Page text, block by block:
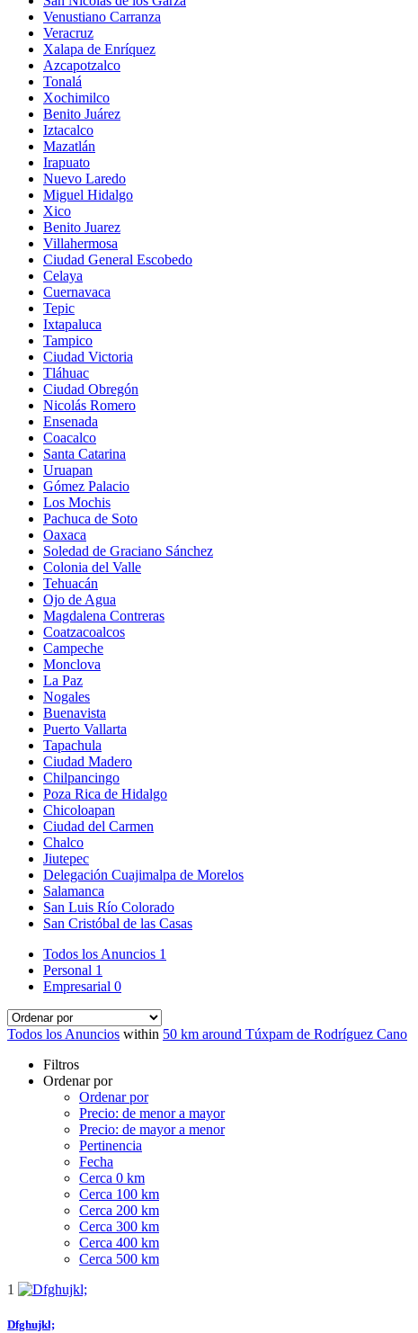
Venustiano Carranza
Veracruz
Xalapa de Enríquez
Azcapotzalco
Tonalá
Xochimilco
Benito Juárez
Iztacalco
Mazatlán
Irapuato
Nuevo Laredo
Miguel Hidalgo
Xico
Benito Juarez
Villahermosa
Ciudad General Escobedo
Celaya
Cuernavaca
Tepic
Ixtapaluca
Tampico
Ciudad Victoria
Tláhuac
Ciudad Obregón
Nicolás Romero
Ensenada
Coacalco
Santa Catarina
Uruapan
Gómez Palacio
Los Mochis
Pachuca de Soto
Oaxaca
Soledad de Graciano Sánchez
Colonia del Valle
Tehuacán
Ojo de Agua
Magdalena Contreras
Coatzacoalcos
Campeche
Monclova
La Paz
Nogales
Buenavista
Puerto Vallarta
Tapachula
Ciudad Madero
Chilpancingo
Poza Rica de Hidalgo
Chicoloapan
Ciudad del Carmen
Chalco
Jiutepec
Delegación Cuajimalpa de Morelos
Salamanca
San Luis Río Colorado
San Cristóbal de las Casas
Todos los Anuncios 1
Personal 1
Empresarial 0
Todos los Anuncios within 50 km around Túxpam de Rodríguez Cano
Filtros
Ordenar por
Ordenar por
Precio: de menor a mayor
Precio: de mayor a menor
Pertinencia
Fecha
Cerca 0 km
Cerca 100 km
Cerca 200 km
Cerca 300 km
Cerca 400 km
Cerca 500 km
1
Dfghujkl;